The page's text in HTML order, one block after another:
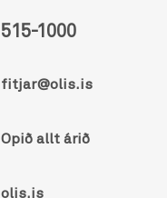
515-1000
fitjar@olis.is
Opið allt árið
olis.is